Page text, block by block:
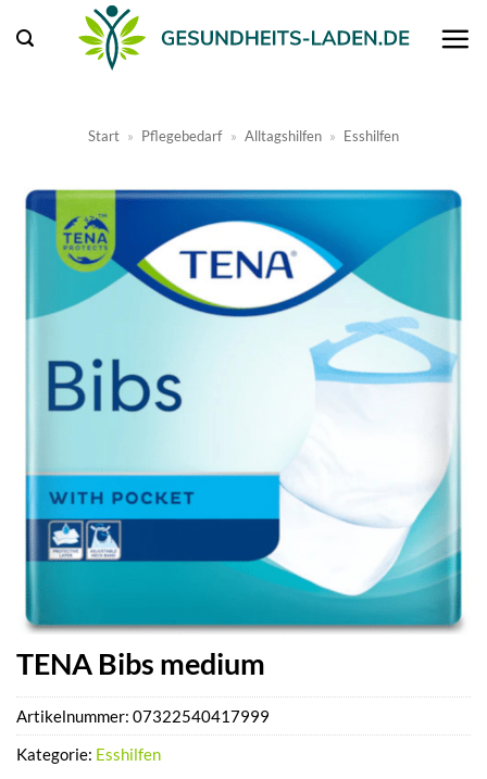
Inhalt
Start » Pflegebedarf » Alltagshilfen » Esshilfen
TENA Bibs medium
Artikelnummer: 07322540417999
Kategorie: Esshilfen